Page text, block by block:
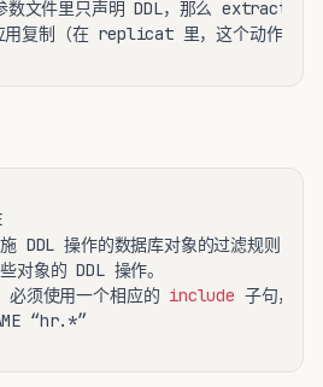
参数文件里只声明 DDL，那么
DDL 操作的数据库对象的过滤规则；
对象的 DDL 操作。
须使用一个相应的 include 子句，比
DDL EXCLUDE OBJNAME “hr.*”